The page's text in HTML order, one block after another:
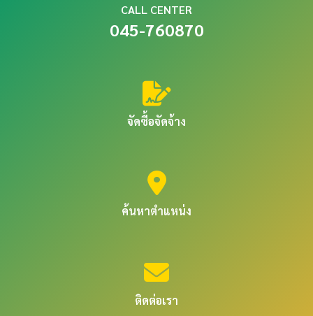
CALL CENTER
045-760870
จัดซื้อจัดจ้าง
ค้นหาตำแหน่ง
ติดต่อเรา